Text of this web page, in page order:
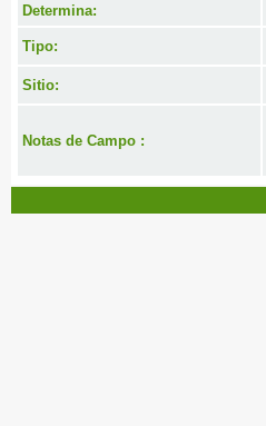
Determina:
Tipo:
Sitio:
Notas de Campo :